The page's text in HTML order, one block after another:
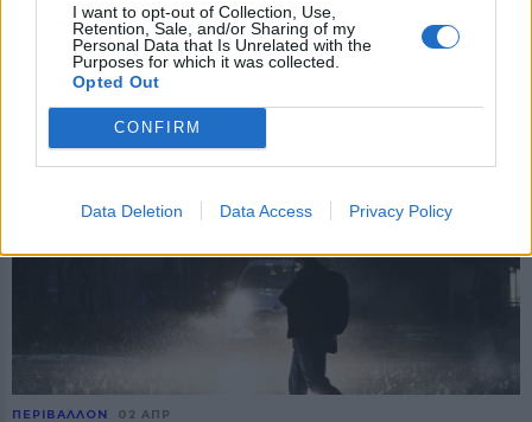
I want to opt-out of Collection, Use,
Retention, Sale, and/or Sharing of my
Personal Data that Is Unrelated with the
Purposes for which it was collected.
Opted Out
CONFIRM
Data Deletion Data Access Privacy Policy
ΚΑΤΟΙΚΙΔΙΑ 03 ΑΠΡ
Πανελλήνια Σχολική Ημέρα Φιλοζωίας στον
Δήμο Μυτιλήνης
Υπάλληλοι της Διεύθυνσης Περιβάλλοντος ενημέρωσαν μαθητές
και μαθήτριες για την διαχείριση των αδέσποτων ζώων
συντροφιάς και τις ενέργειες και τις δράσεις που αναπτύσσει ο
Δήμος
ΠΕΡΙΒΑΛΛΟΝ 02 ΑΠΡ